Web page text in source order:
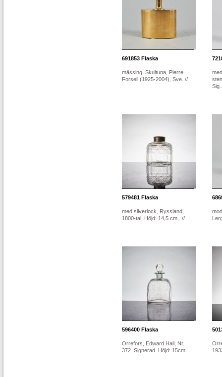
691853 Flaska
mässing, Skultuna, Pierre
Forsell (1925-2004), Sve..//
579481 Flaska
med silverlock, Ryssland,
1800-tal. Höjd: 14,5 cm,..//
596400 Flaska
Orrefors, Edward Hall, Nr.
372. Signerad. Höjd: 15cm